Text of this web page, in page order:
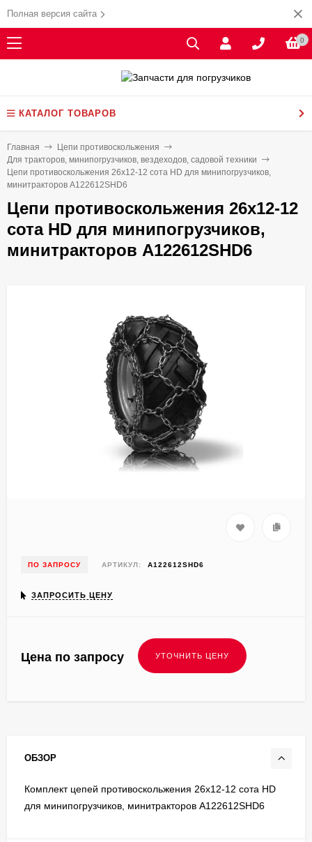
Полная версия сайта
0
КАТАЛОГ ТОВАРОВ
Главная
Цепи противоскольжения
Для тракторов, минипогрузчиков, вездеходов, садовой техники
Цепи противоскольжения 26x12-12 сота HD для минипогрузчиков,
минитракторов A122612SHD6
Цепи противоскольжения 26x12-12
сота HD для минипогрузчиков,
минитракторов A122612SHD6
ПО ЗАПРОСУ АРТИКУЛ: A122612SHD6
ЗАПРОСИТЬ ЦЕНУ
Цена по запросу
ОБЗОР
Комплект цепей противоскольжения 26x12-12 сота HD
для минипогрузчиков, минитракторов A122612SHD6